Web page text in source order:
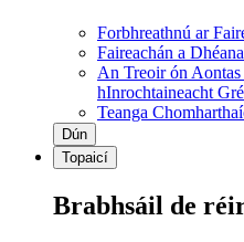
Forbhreathnú ar
Faireachán a
An Treoir ón
hInrochtaineacht
Teanga
Dún
Topaicí
Brabhsáil de